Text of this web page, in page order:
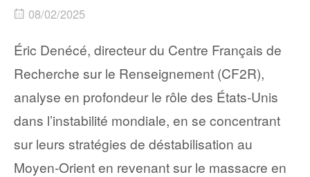
08/02/2025
Éric Denécé, directeur du Centre Français de
Recherche sur le Renseignement (CF2R),
analyse en profondeur le rôle des États-Unis
dans l’instabilité mondiale, en se concentrant
sur leurs stratégies de déstabilisation au
Moyen-Orient en revenant sur le massacre en